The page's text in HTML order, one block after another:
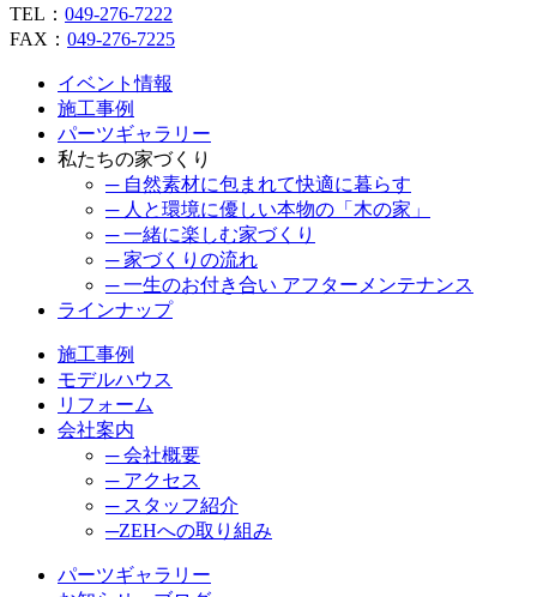
TEL： 049-276-7222
FAX： 049-276-7225
イベント情報
施工事例
パーツギャラリー
私たちの家づくり
─ 自然素材に包まれて快適に暮らす
─ 人と環境に優しい本物の「木の家」
─ 一緒に楽しむ家づくり
─ 家づくりの流れ
─ 一生のお付き合い アフターメンテナンス
ラインナップ
施工事例
モデルハウス
リフォーム
会社案内
─ 会社概要
─ アクセス
─ スタッフ紹介
─ZEHへの取り組み
パーツギャラリー